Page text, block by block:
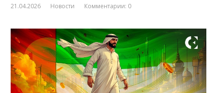
21.04.2026 Новости Комментарии: 0